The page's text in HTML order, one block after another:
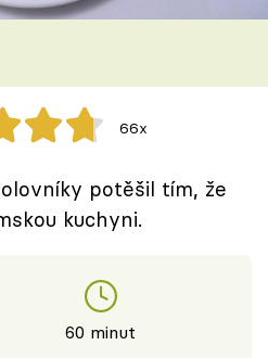
66x
potěšil tím, že
kuchyni.
60 minut